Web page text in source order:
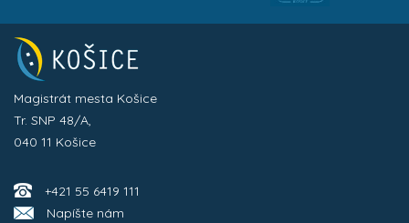
Magistrát mesta Košice
Tr. SNP 48/A,
040 11 Košice
+421 55 6419 111
Napíšte nám